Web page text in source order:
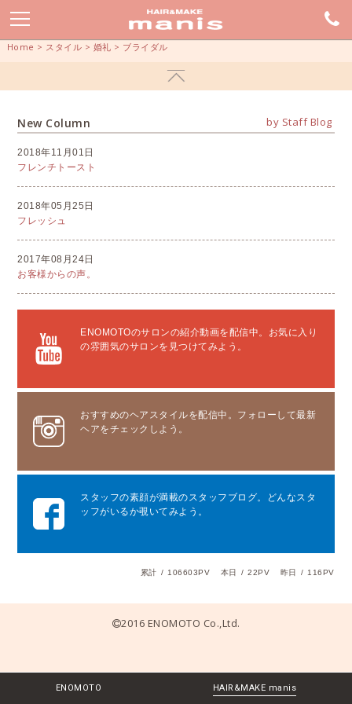
Home > スタイル > 婚礼 > ブライダル
New Column
2018年11月01日
フレンチトースト
2018年05月25日
フレッシュ
2017年08月24日
お客様からの声。
by Staff Blog
ENOMOTOのサロンの紹介動画を配信中。お気に入り
の雰囲気のサロンを見つけてみよう。
おすすめのヘアスタイルを配信中。フォローして最新
ヘアをチェックしよう。
スタッフの素顔が満載のスタッフブログ。どんなスタ
ッフがいるか覗いてみよう。
累計 / 106603PV 本日 / 22PV 昨日 / 116PV
2016 ENOMOTO Co.,Ltd.
ENOMOTO HAIR&MAKE manis